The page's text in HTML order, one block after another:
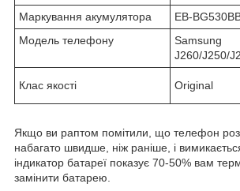
Маркування акумулятора
EB-
Модель телефону
Samsung
J260/J250/
Клас якості Original
Якщо ви раптом помітили, що телефон
набагато швидше, ніж раніше, і
індикатор батареї показує 70-50% вам
замінити батарею.